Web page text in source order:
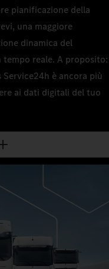
pianificazione della
una maggiore
dinamica del
reale. A proposito:
Service24h è ancora più
ai dati digitali del tuo